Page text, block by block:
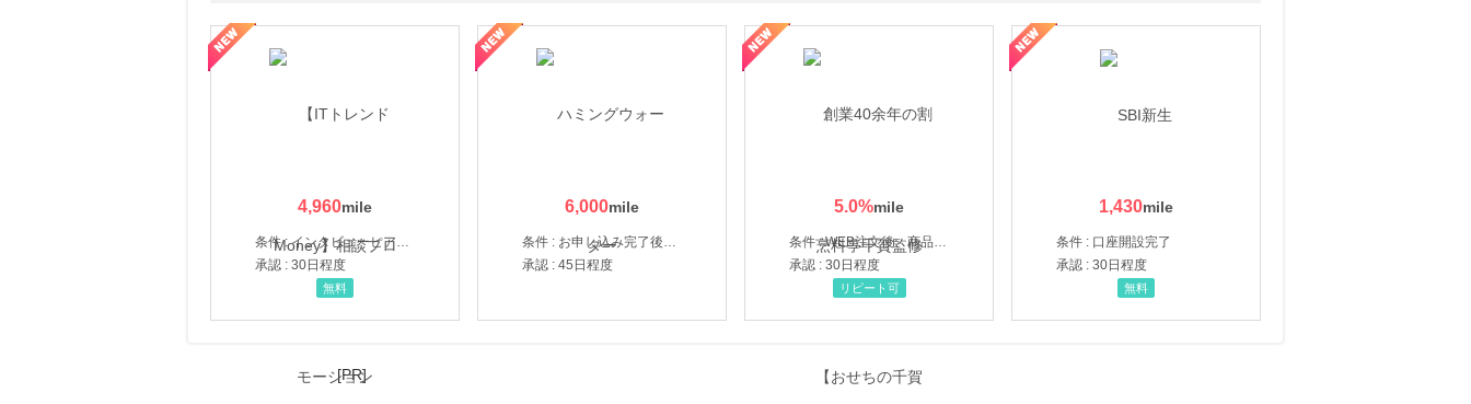
4,960
条件 : インタビューヒアリング完了
承認 : 30日程度
無料
6,000
条件 : お申し込み完了後、決済登録完了と1ヶ月以内のサーバー初回設置。
承認 : 45日程度
5.0%
条件 : WEB注文後、商品受け取り+入金確認時点
承認 : 30日程度
創業40余年の割烹料亭千賀監修【おせちの千賀屋】おもてなし参道本店
リピート可
1,430
条件 : 口座開設完了
承認 : 30日程度
SBI新生銀行「口座開設」
無料
[PR]